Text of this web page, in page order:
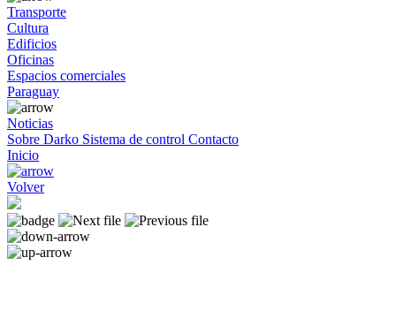
Transporte
Cultura
Edificios
Oficinas
Espacios comerciales
Paraguay
Noticias
Sobre Darko Sistema de control Contacto
Inicio
Volver